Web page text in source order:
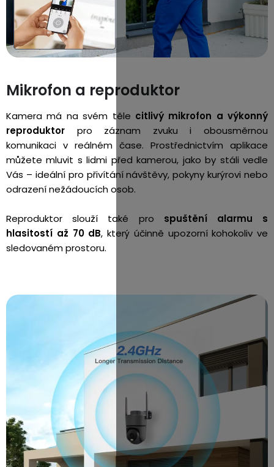
Mikrofon a reproduktor
Kamera má na svém těle citlivý mikrofon a výkonný
reproduktor pro záznam zvuku i obousměrnou
komunikaci v reálném čase. Prostřednictvím aplikace
můžete mluvit s lidmi před kamerou, jako by stáli vedle
Vás – ideální pro přivítání návštěvy, pokyny kurýrovi nebo
odrazení nežádoucích osob.
Reproduktor slouží také pro spuštění alarmu s
hlasitostí až 70 dB, který účinně upozorní kohokoliv ve
sledovaném prostoru.